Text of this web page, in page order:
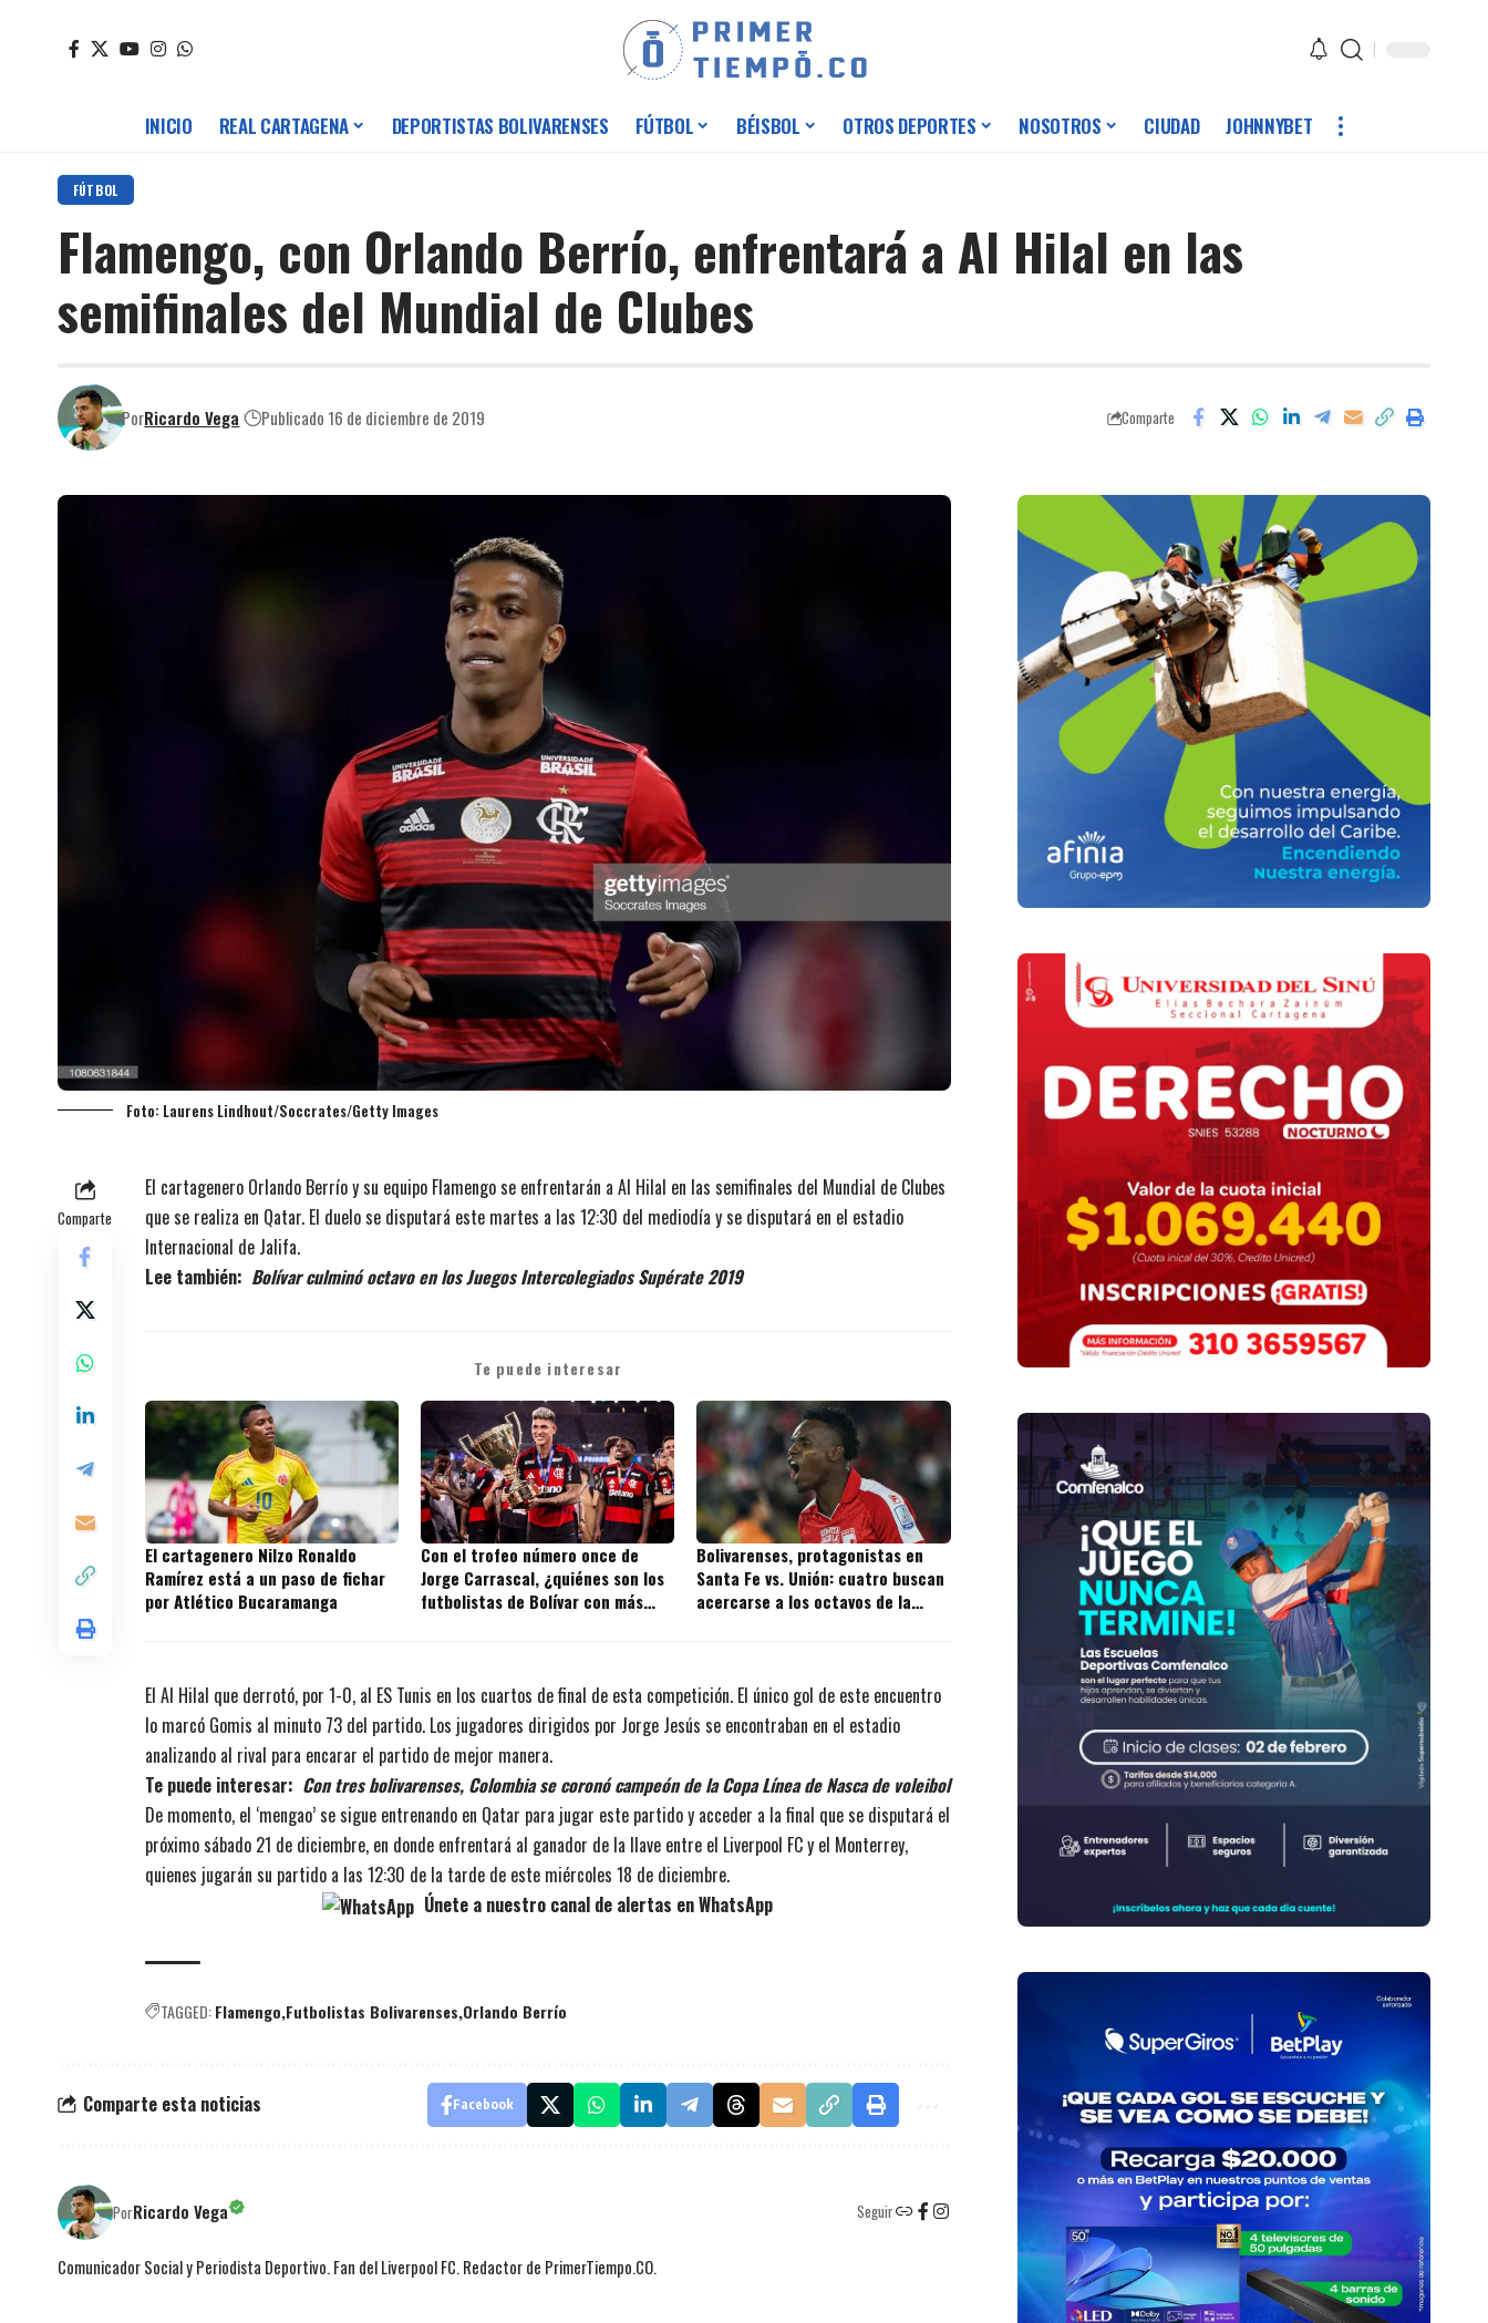
INICIO REAL CARTAGENA DEPORTISTAS BOLIVARENSES FÚTBOL BÉISBOL OTROS DEPORTES NOSOTROS CIUDAD JOHNNYBET
FÚTBOL
Flamengo, con Orlando Berrío, enfrentará a Al Hilal en las
semifinales del Mundial de Clubes
PorRicardo Vega Publicado 16 de diciembre de 2019 Comparte
Foto: Laurens Lindhout/Soccrates/Getty Images
Comparte
El cartagenero Orlando Berrío y su equipo Flamengo se enfrentarán a Al Hilal en las semifinales del Mundial de Clubes
que se realiza en Qatar. El duelo se disputará este martes a las 12:30 del mediodía y se disputará en el estadio
Internacional de Jalifa.
Lee también: Bolívar culminó octavo en los Juegos Intercolegiados Supérate 2019
Te puede interesar
El cartagenero Nilzo Ronaldo
Ramírez está a un paso de fichar
por Atlético Bucaramanga
Con el trofeo número once de
Jorge Carrascal, ¿quiénes son los
futbolistas de Bolívar con más
Bolivarenses, protagonistas en
Santa Fe vs. Unión: cuatro buscan
acercarse a los octavos de la
El Al Hilal que derrotó, por 1-0, al ES Tunis en los cuartos de final de esta competición. El único gol de este encuentro
lo marcó Gomis al minuto 73 del partido. Los jugadores dirigidos por Jorge Jesús se encontraban en el estadio
analizando al rival para encarar el partido de mejor manera.
Te puede interesar: Con tres bolivarenses, Colombia se coronó campeón de la Copa Línea de Nasca de voleibol
De momento, el ‘mengao’ se sigue entrenando en Qatar para jugar este partido y acceder a la final que se disputará el
próximo sábado 21 de diciembre, en donde enfrentará al ganador de la llave entre el Liverpool FC y el Monterrey,
quienes jugarán su partido a las 12:30 de la tarde de este miércoles 18 de diciembre.
Únete a nuestro canal de alertas en WhatsApp
TAGGED:Flamengo Futbolistas Bolivarenses Orlando Berrío
Comparte esta noticias Facebook
PorRicardo Vega Seguir
Comunicador Social y Periodista Deportivo. Fan del Liverpool FC. Redactor de PrimerTiempo.CO.